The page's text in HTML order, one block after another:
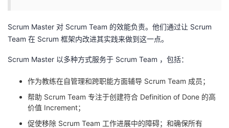
Scrum Master 对 Scrum Team 的效能负责。他们通过让 Scrum
Team 在 Scrum 框架内改进其实践来做到这一点。
Scrum Master 以多种方式服务于 Scrum Team ，包括：
作为教练在自管理和跨职能方面辅导 Scrum Team 成员；
帮助 Scrum Team 专注于创建符合 Definition of Done 的高
价值 Increment；
促使移除 Scrum Team 工作进展中的障碍；和确保所有